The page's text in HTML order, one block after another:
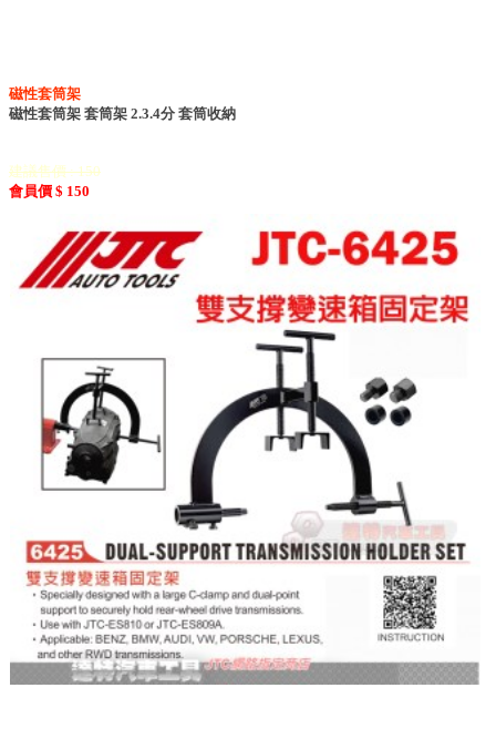
磁性套筒架
磁性套筒架 套筒架 2.3.4分 套筒收納
建議售價 : 150
會員價 $ 150